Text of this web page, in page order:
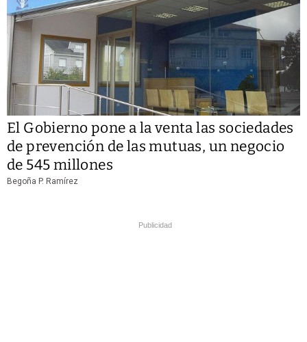
El Gobierno pone a la venta las sociedades
de prevención de las mutuas, un negocio
de 545 millones
Begoña P. Ramírez
Publicidad